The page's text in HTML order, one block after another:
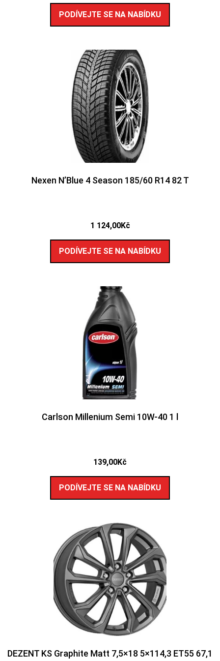
PODÍVEJTE SE NA NABÍDKU
Nexen N’Blue 4 Season 185/60 R14 82 T
1 124,00Kč
PODÍVEJTE SE NA NABÍDKU
Carlson Millenium Semi 10W-40 1 l
139,00Kč
PODÍVEJTE SE NA NABÍDKU
DEZENT KS Graphite Matt 7,5×18 5×114,3 ET55 67,1